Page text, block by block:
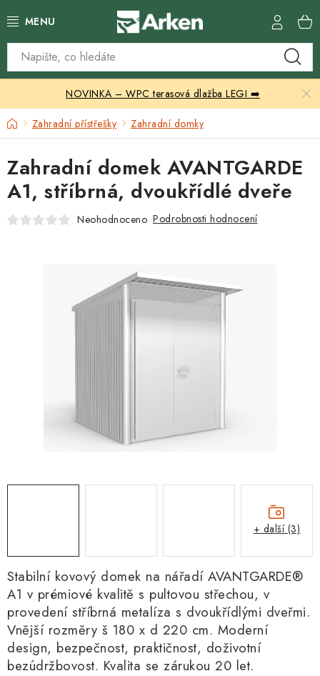
na
Skleníky
Zahradní přístřešky
Zahradní nábytek
Grily a ohniště
NOVINKA – WPC terasová dlažba LEGI ➡️
DomůZahradní přístřešky Zahradní domky
Stabilní kovový domek na nářadí AVANTGARDE®
A1 v prémiové kvalitě s pultovou střechou, v
provedení stříbrná metalíza s dvoukřídlými dveřmi.
Vnější rozměry š 180 x d 220 cm. Moderní
design, bezpečnost, praktičnost, doživotní
bezúdržbovost. Kvalita se zárukou 20 let.
Zahradní domek AVANTGARDE
A1, stříbrná, dvoukřídlé dveře
Neohodnoceno Podrobnosti hodnocení
+ další (3)